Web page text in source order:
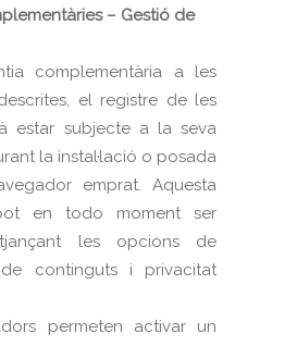
– Gestió de
complementària a les
el registre de les
estar subjecte a la seva
la instal·lació o posada
emprat. Aquesta
en todo moment ser
les opcions de
continguts i privacitat
permeten activar un